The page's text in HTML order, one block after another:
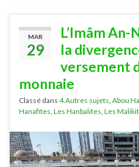
MAR
29
L’Imâm
la
versement
monnaie
Classé dans 4.Autres sujets, Abou
Hanafites, Les Hanbalites, Les